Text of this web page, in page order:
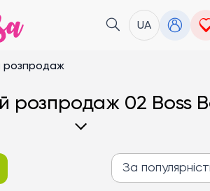
UA
розпродаж
розпродаж 02 Boss
За